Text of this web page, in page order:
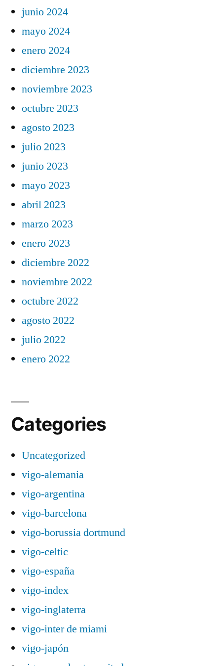
junio 2024
mayo 2024
enero 2024
diciembre 2023
noviembre 2023
octubre 2023
agosto 2023
julio 2023
junio 2023
mayo 2023
abril 2023
marzo 2023
enero 2023
diciembre 2022
noviembre 2022
octubre 2022
agosto 2022
julio 2022
enero 2022
Categories
Uncategorized
vigo-alemania
vigo-argentina
vigo-barcelona
vigo-borussia dortmund
vigo-celtic
vigo-españa
vigo-index
vigo-inglaterra
vigo-inter de miami
vigo-japón